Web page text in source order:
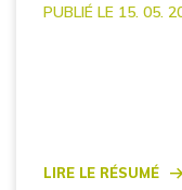
PUBLIÉ LE 15. 05.
Lire le résumé